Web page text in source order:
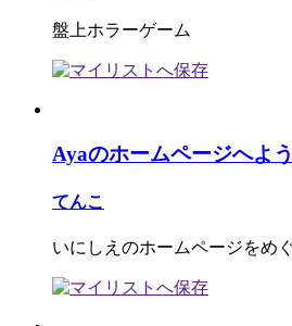
盤上ホラーゲーム
Ayaのホームページへよ
てんこ
いにしえのホームページをめ